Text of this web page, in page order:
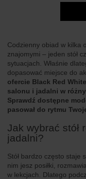
Codzienny obiad w kilka
znajomymi – jeden stół
sytuacjach. Właśnie
dopasować miejsce do
ofercie Black Red
salonu i jadalni w
Sprawdź dostępne
pasował do rytmu
Jak wybrać stół
jadalni?
Stół bardzo często staje
nim jesz posiłki,
w lekcjach. Dlatego